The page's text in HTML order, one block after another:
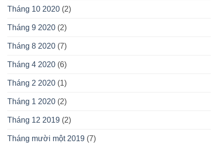
Tháng 10 2020 (2)
Tháng 9 2020 (2)
Tháng 8 2020 (7)
Tháng 4 2020 (6)
Tháng 2 2020 (1)
Tháng 1 2020 (2)
Tháng 12 2019 (2)
Tháng mười một 2019 (7)